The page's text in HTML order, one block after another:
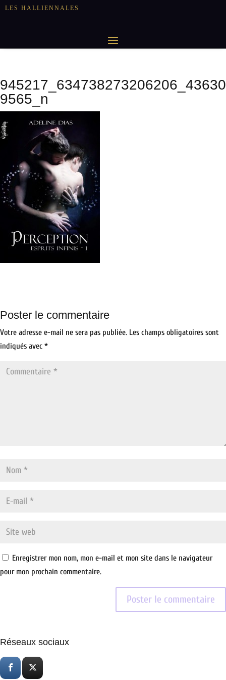
LES HALLIENNALES
945217_634738273206206_43630
9565_n
Poster le commentaire
Votre adresse e-mail ne sera pas publiée. Les champs obligatoires sont
indiqués avec *
Enregistrer mon nom, mon e-mail et mon site dans le navigateur
pour mon prochain commentaire.
Réseaux sociaux